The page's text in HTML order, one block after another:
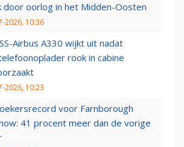
door oorlog in het Midden-Oosten
2026, 10:36
Airbus A330 wijkt uit nadat
rook in cabine
2026, 10:23
voor Farnborough
41 procent meer dan de vorige